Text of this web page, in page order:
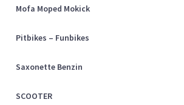
Mofa Moped Mokick
Pitbikes – Funbikes
Saxonette Benzin
SCOOTER